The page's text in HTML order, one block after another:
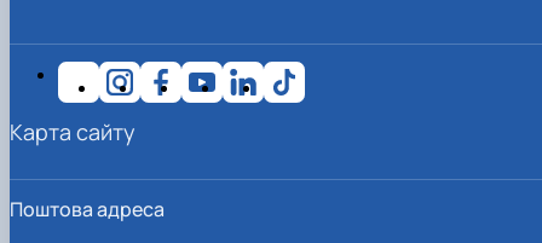
Поштова адреса
Карта сайту